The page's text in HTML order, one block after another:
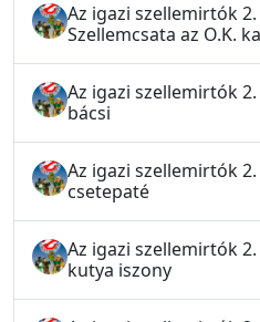
Az igazi szellemirtók 2.
Szellemcsata az O.K.
Az igazi szellemirtók 2.
bácsi
Az igazi szellemirtók 2.
csetepaté
Az igazi szellemirtók 2.
kutya iszony